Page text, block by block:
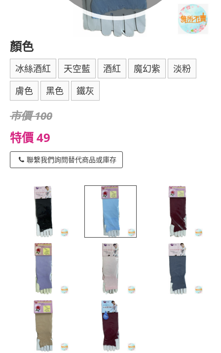
顏色
冰絲酒紅 天空藍 酒紅 魔幻紫 淡粉
膚色 黑色 鐵灰
市價 100
特價 49
聯繫我們詢問替代商品或庫存